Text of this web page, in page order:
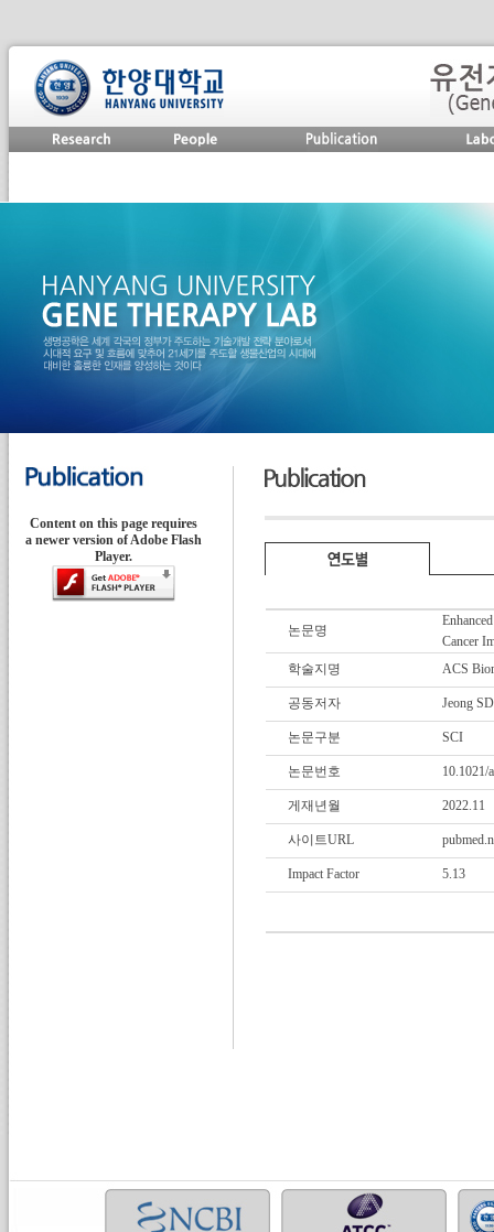
Content on this page requires
a newer version of Adobe Flash
Player.
논문명
Cancer
학술지명
ACS
공동저자 Jeong
논문구분 SCI
논문번호 10.1021/
게재년월 2022.11
사이트URL
Impact Factor 5.13